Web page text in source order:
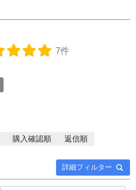
7件
詳細フィルター
購入確認順
返信順